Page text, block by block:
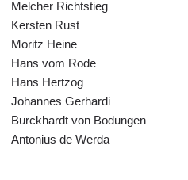
Melcher Richtstieg
Kersten Rust
Moritz Heine
Hans vom Rode
Hans Hertzog
Johannes Gerhardi
Burckhardt von Bodungen
Antonius de Werda